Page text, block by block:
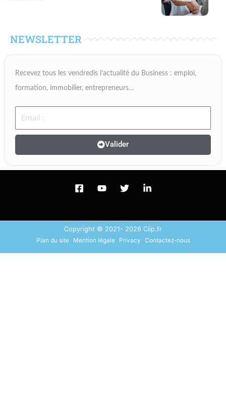
NEWSLETTER
Recevez tous les vendredis l’actualité du Business : emploi,
formation, immobilier, entrepreneurs…
Email
Valider
Copyright © 2021- 2026 Ciip.fr
Plan du site Mention légale Privacy Contactez-nous